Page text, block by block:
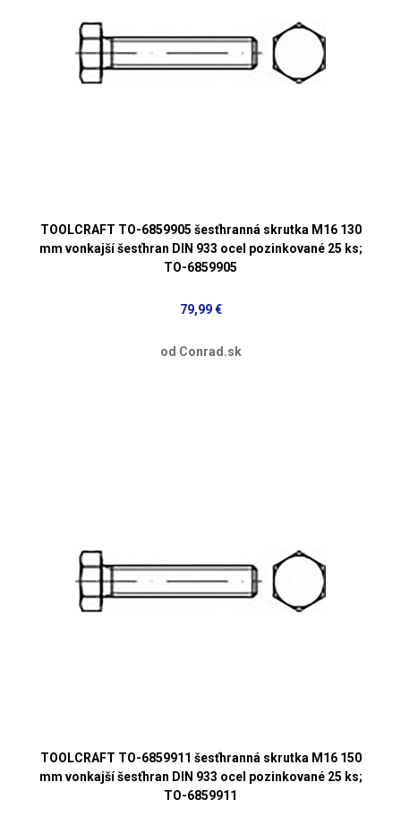
TOOLCRAFT TO-6859905 šesťhranná skrutka M16 130
mm vonkajší šesťhran DIN 933 ocel pozinkované 25 ks;
TO-6859905
79,99 €
od Conrad.sk
TOOLCRAFT TO-6859911 šesťhranná skrutka M16 150
mm vonkajší šesťhran DIN 933 ocel pozinkované 25 ks;
TO-6859911